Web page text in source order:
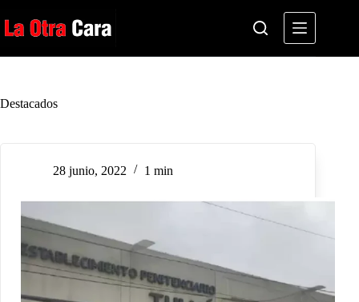
al
contenido
Destacados
28 junio, 2022 1 min